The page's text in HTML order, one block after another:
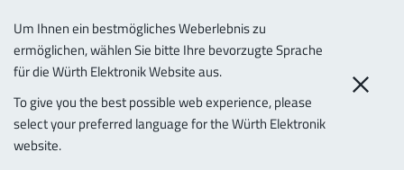
Um Ihnen ein bestmögliches Weberlebnis zu
ermöglichen, wählen Sie bitte Ihre bevorzugte Sprache
für die Würth Elektronik Website aus.
To give you the best possible web experience, please
select your preferred language for the Würth Elektronik
website.